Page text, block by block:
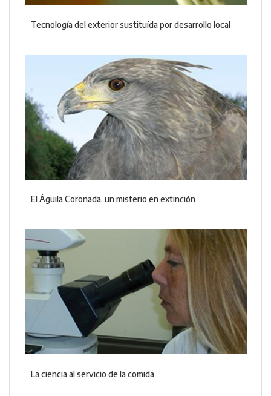
Tecnología del exterior sustituída por desarrollo local
El Águila Coronada, un misterio en extinción
La ciencia al servicio de la comida